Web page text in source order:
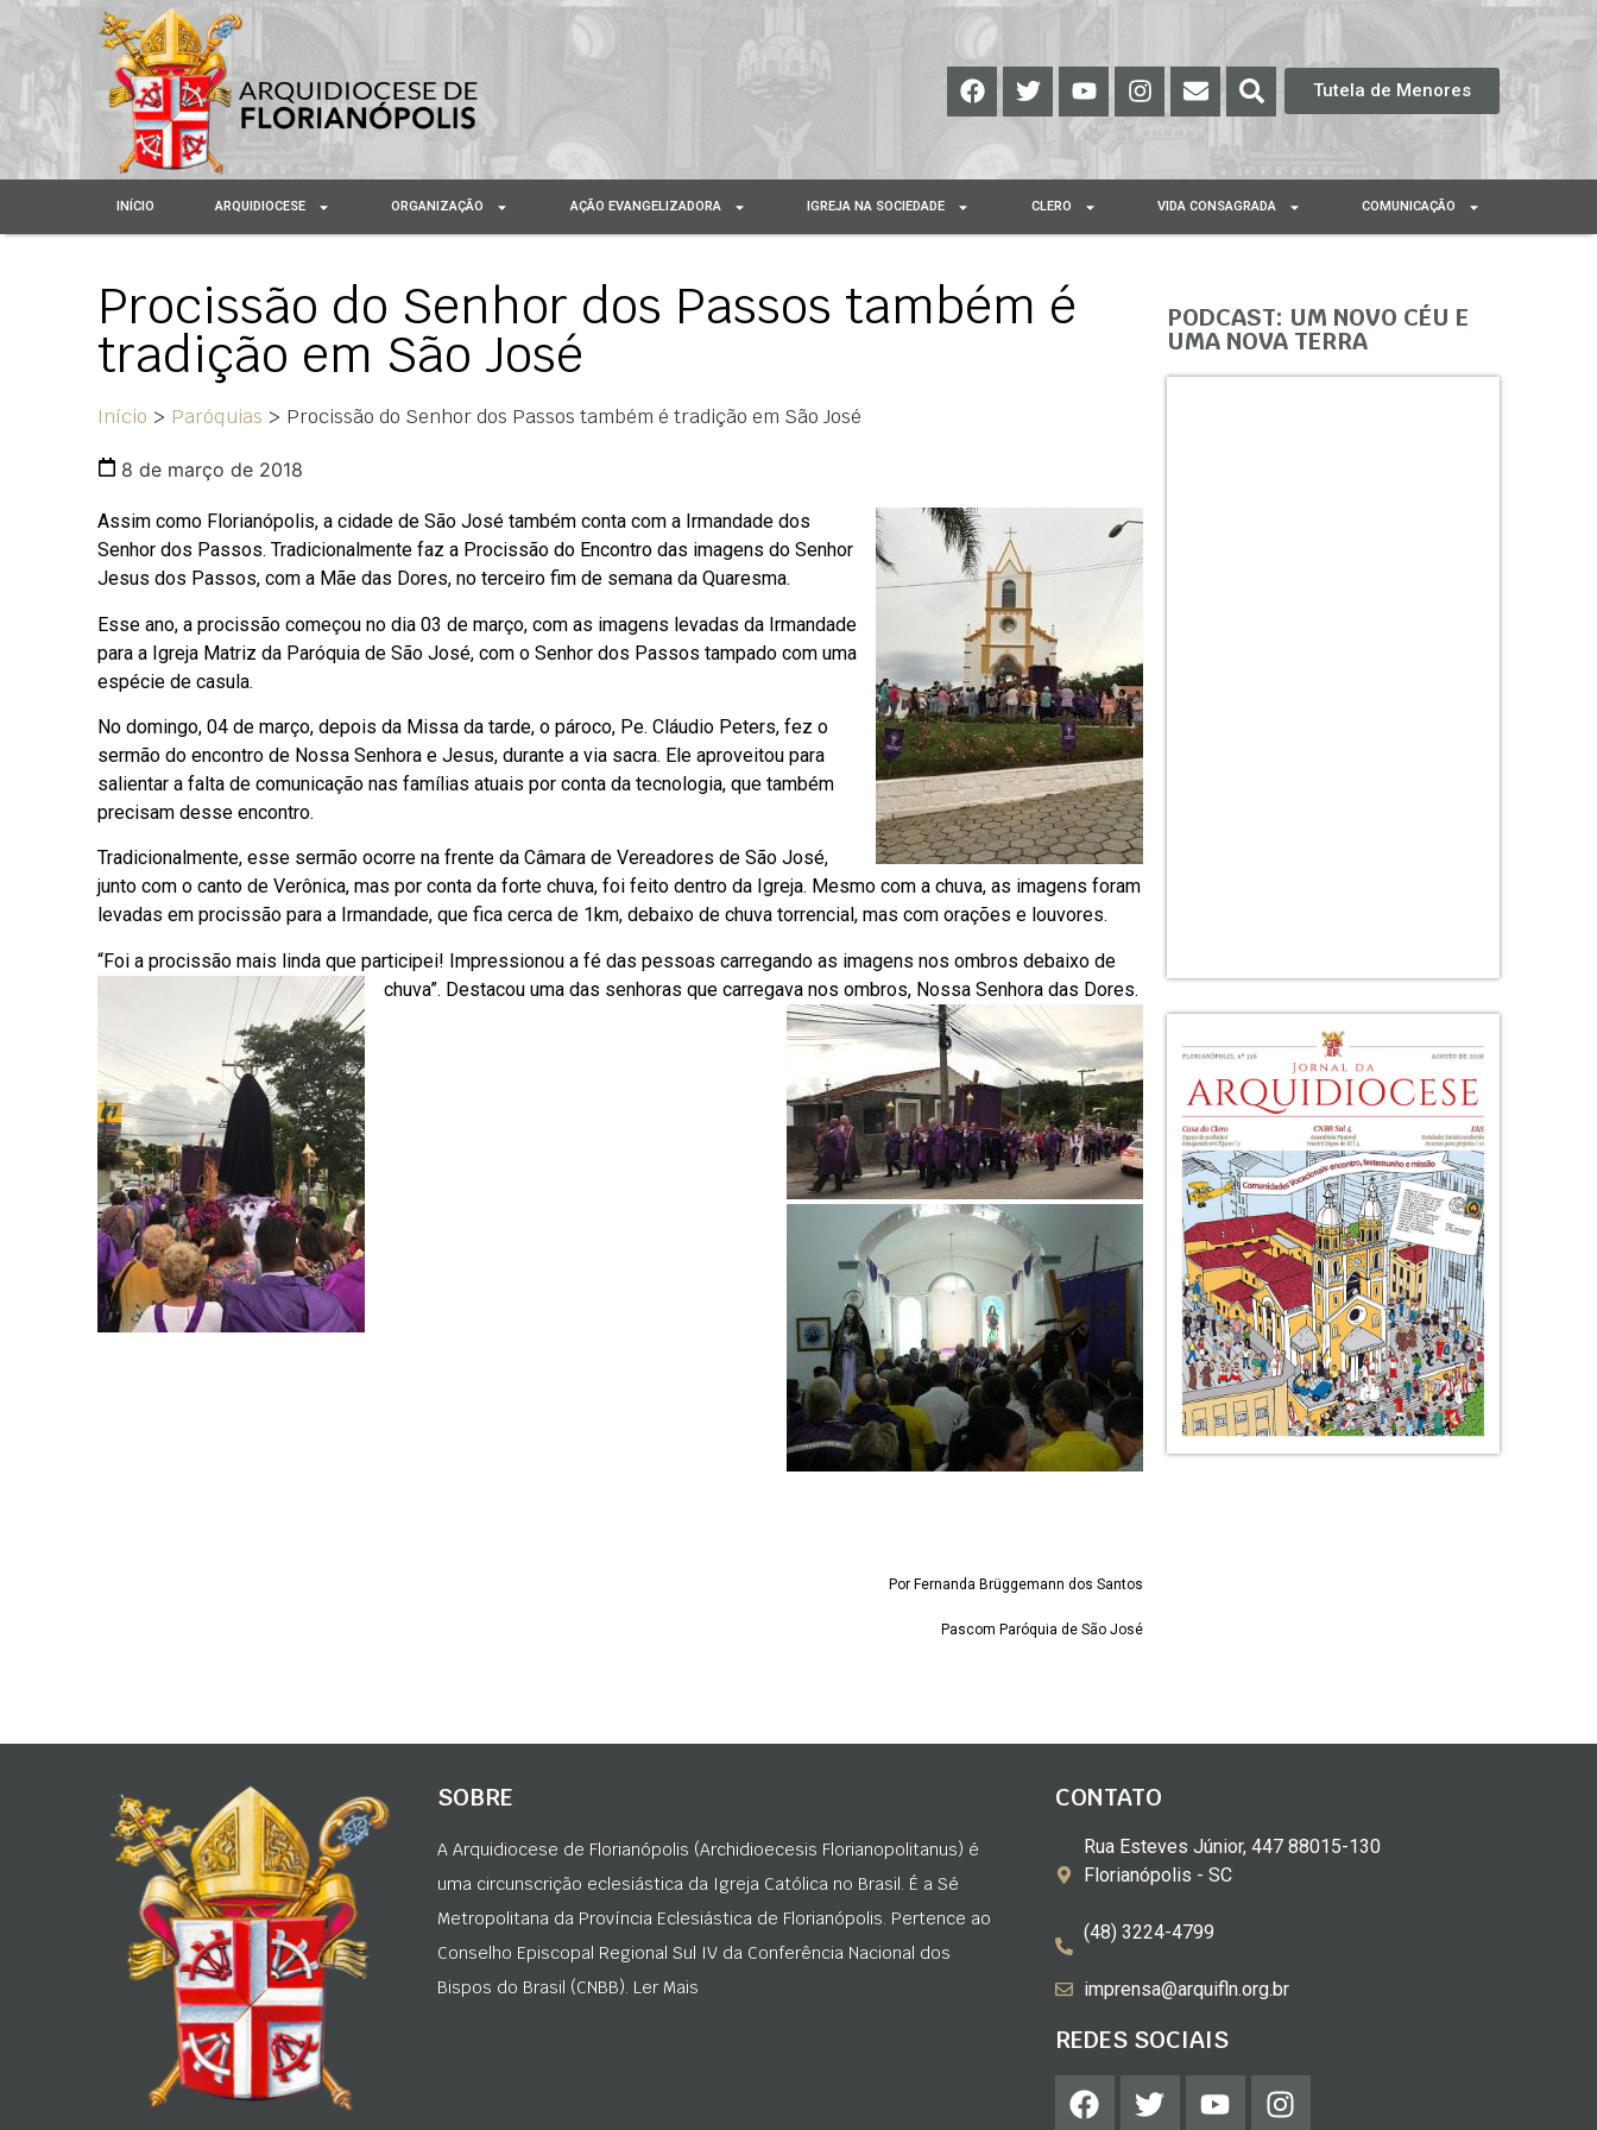
Tutela de Menores
INÍCIO ARQUIDIOCESE ORGANIZAÇÃO AÇÃO EVANGELIZADORA IGREJA NA SOCIEDADE CLERO VIDA CONSAGRADA COMUNICAÇÃO
Procissão do Senhor dos Passos também é
tradição em São José
Início > Paróquias > Procissão do Senhor dos Passos também é tradição em São José
8 de março de 2018
Assim como Florianópolis, a cidade de São José também conta com a Irmandade dos
Senhor dos Passos. Tradicionalmente faz a Procissão do Encontro das imagens do Senhor
Jesus dos Passos, com a Mãe das Dores, no terceiro fim de semana da Quaresma.
Esse ano, a procissão começou no dia 03 de março, com as imagens levadas da Irmandade
para a Igreja Matriz da Paróquia de São José, com o Senhor dos Passos tampado com uma
espécie de casula.
No domingo, 04 de março, depois da Missa da tarde, o pároco, Pe. Cláudio Peters, fez o
sermão do encontro de Nossa Senhora e Jesus, durante a via sacra. Ele aproveitou para
salientar a falta de comunicação nas famílias atuais por conta da tecnologia, que também
precisam desse encontro.
Tradicionalmente, esse sermão ocorre na frente da Câmara de Vereadores de São José,
junto com o canto de Verônica, mas por conta da forte chuva, foi feito dentro da Igreja. Mesmo com a chuva, as imagens foram
levadas em procissão para a Irmandade, que fica cerca de 1km, debaixo de chuva torrencial, mas com orações e louvores.
“Foi a procissão mais linda que participei! Impressionou a fé das pessoas carregando as imagens nos ombros debaixo de
chuva”. Destacou uma das senhoras que carregava nos ombros, Nossa Senhora das Dores.
Por Fernanda Brüggemann dos Santos
Pascom Paróquia de São José
PODCAST: UM NOVO CÉU E
UMA NOVA TERRA
SOBRE
A Arquidiocese de Florianópolis (Archidioecesis Florianopolitanus) é
uma circunscrição eclesiástica da Igreja Católica no Brasil. É a Sé
Metropolitana da Província Eclesiástica de Florianópolis. Pertence ao
Conselho Episcopal Regional Sul IV da Conferência Nacional dos
Bispos do Brasil (CNBB). Ler Mais
CONTATO
Rua Esteves Júnior, 447 88015-130
Florianópolis - SC
(48) 3224-4799
imprensa@arquifln.org.br
REDES SOCIAIS